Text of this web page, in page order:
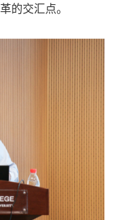
的交汇点。